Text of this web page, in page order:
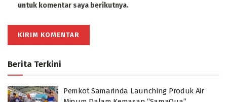
untuk komentar saya berikutnya.
Berita Terkini
Pemkot Samarinda Launching Produk Air